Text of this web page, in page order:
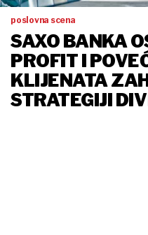
poslovna scena
SAXO BANKA
PROFIT I
KLIJENATA
STRATEGIJI